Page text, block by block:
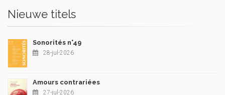
Nieuwe titels
Sonorités n°49
28-jul-2026
Amours contrariées
27-jul-2026